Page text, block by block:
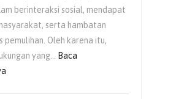
berinteraksi sosial, mendapat
serta hambatan
pemulihan. Oleh karena itu,
yang…
Baca